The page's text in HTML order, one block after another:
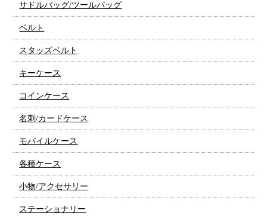
サドルバッグ/ツールバッグ
ベルト
スタッズベルト
キーケース
コインケース
名刺/カードケース
モバイルケース
各種ケース
小物/アクセサリー
ステーショナリー